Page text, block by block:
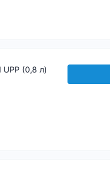
UPP (0,8 л)